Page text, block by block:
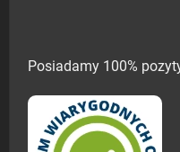
Posiadamy 100%